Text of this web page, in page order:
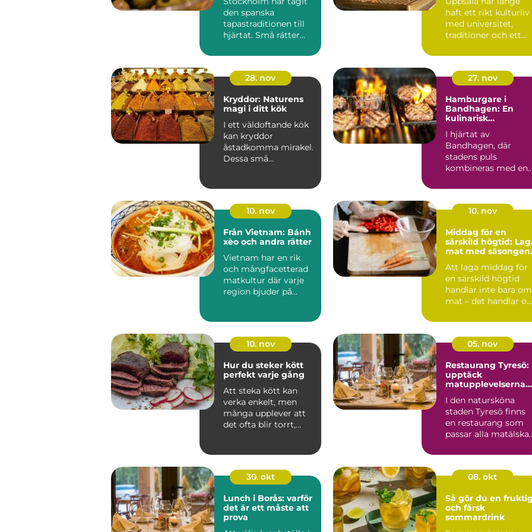
den spanska
tapastraditionen till
hjärtat. Små rätter
haft ett rikt kulturliv
med universitet,
traditioner och ett
28. nov
Kryddor: Naturens
magi i ditt kök
I ett väldoftande kök
kan kryddor
åstadkomma mirakel.
Dessa små
27. nov
Hamburgare i
Bandhagen: En
kulinarisk
I hjärtat av
Bandhagen, där
stadens puls
kombineras med en
finner ...
10. nov
Från Vietnam: Bánh
xèo och andra rätter
Vietnam har en rik
och mångfacetterad
matkultur där varje
region bjuder på
10. nov
Middag för en
särskild högtid:
mat med
Att laga middag för
en särskild högtid
handlar inte bara om
mat – det handlar o...
10. nov
Hur du steker kött
perfekt varje gång
Att steka kött kan
verka enkelt, men
många upplever att
det ofta blir torrt,
05. nov
Restaurang Tyresö:
upptäck
matupplevelserna
I den natursköna
staden Tyresö finns
en restaurang som
passar alla
30. okt
Lunch i Borås: varför
det är ett måste att
prova
08. okt
Så gör du en
och färsk
sommardrink